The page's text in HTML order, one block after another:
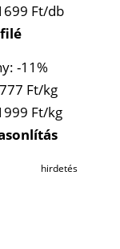
Ft/db
-11%
Ft/kg
Ft/kg
hirdetés